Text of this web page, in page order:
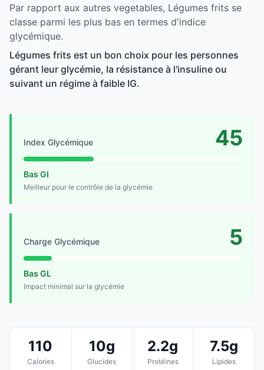
Par rapport aux autres vegetables, Légumes frits se
classe parmi les plus bas en termes d'indice
glycémique.
Légumes frits est un bon choix pour les personnes
gérant leur glycémie, la résistance à l'insuline ou
suivant un régime à faible IG.
Index Glycémique 45
Bas GI
Meilleur pour le contrôle de la glycémie
Charge Glycémique 5
Bas GL
Impact minimal sur la glycémie
110
Calories
10g
Glucides
2.2g
Protéines
7.5g
Lipides